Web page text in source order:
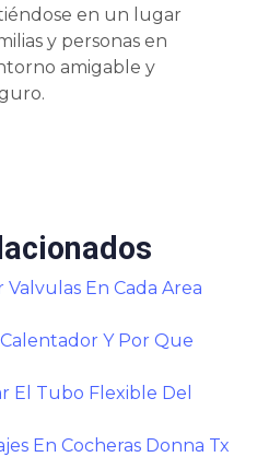
en un lugar
y personas en
amigable y
En Cada Area
Y Por Que
El Tubo Flexible Del
En Cocheras Donna Tx